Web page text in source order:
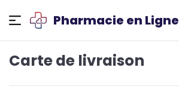
Pharmacie en Ligne
Carte de livraison